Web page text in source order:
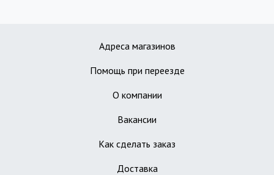
Адреса магазинов
Помощь при переезде
О компании
Вакансии
Как сделать заказ
Доставка